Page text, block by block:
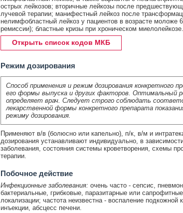
острых лейкозов; вторичные лейкозы после
лучевой терапии; манифестный лейкоз после
нелимфобластный лейкоз у пациентов в возрасте моложе
ремиссии); бластные кризы при хроническом миелолейкозе.
Открыть список кодов МКБ
Режим дозирования
Способ применения и режим дозирования конкретного
его формы выпуска и других факторов. Оптимальный
определяет врач. Следует строго соблюдать
лекарственной формы конкретного препарата
режиму дозирования.
Применяют в/в (болюсно или капельно), п/к, в/м и
дозирования устанавливают индивидуально, в
заболевания, состояния системы кроветворения, схемы
терапии.
Побочное действие
Инфекционные заболевания: очень часто - сепсис,
бактериальные, грибковые, паразитарные или
локализации; частота неизвестна - воспаление подкожной
инъекции, абсцесс печени.